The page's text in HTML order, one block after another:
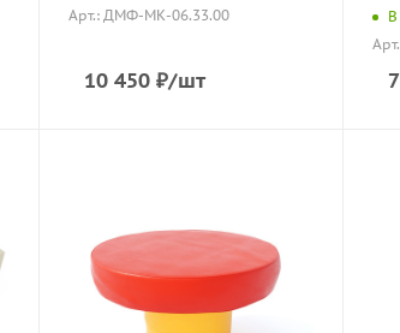
Арт.: ДМФ-МК-06.33.00
10 450 ₽/шт